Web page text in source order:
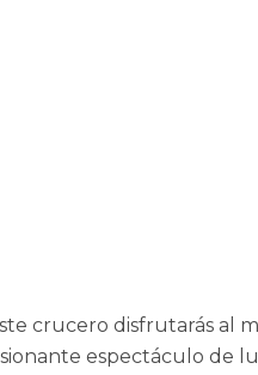
crucero disfrutarás al
espectáculo de